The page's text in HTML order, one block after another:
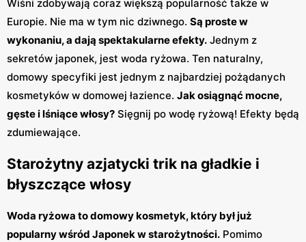
Wiśni zdobywają coraz większą popularność także w
Europie. Nie ma w tym nic dziwnego. Są proste w
wykonaniu, a dają spektakularne efekty. Jednym z
sekretów japonek, jest woda ryżowa. Ten naturalny,
domowy specyfiki jest jednym z najbardziej pożądanych
kosmetyków w domowej łazience. Jak osiągnąć mocne,
gęste i lśniące włosy? Sięgnij po wodę ryżową! Efekty będą
zdumiewające.
Starożytny azjatycki trik na gładkie i
błyszczące włosy
Woda ryżowa to domowy kosmetyk, który był już
popularny wśród Japonek w starożytności. Pomimo